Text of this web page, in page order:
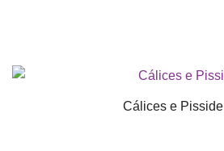
Cálices e Pisside